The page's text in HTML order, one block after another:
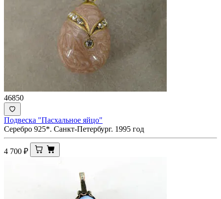
46850
Подвеска "Пасхальное яйцо"
Серебро 925*. Санкт-Петербург. 1995 год
4 700 ₽